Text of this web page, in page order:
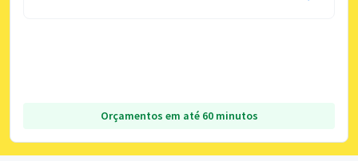
Orçamentos em até 60 minutos